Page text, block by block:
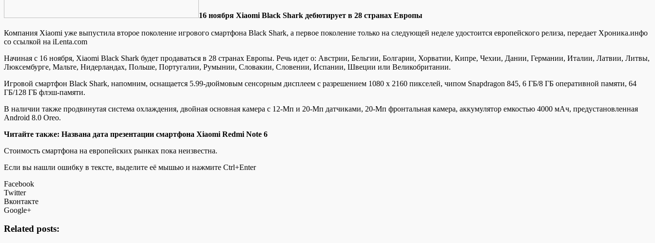
16 нoября Xiaomi Black Shark дeбютируeт в 28 странах Европы
Компания Xiaomi уже выпустила второе поколение игрового смартфона Black Shark, а первое поколение только на следующей неделе удостоится европейского релиза, передает Хроника.инфо
со ссылкой на iLenta.com
Начиная с 16 ноября, Xiaomi Black Shark будет продаваться в 28 странах Европы. Речь идет о: Австрии, Бельгии, Болгарии, Хорватии, Кипре, Чехии, Дании, Германии, Италии, Латвии, Литвы,
Люксембурге, Мальте, Нидерландах, Польше, Португалии, Румынии, Словакии, Словении, Испании, Швеции или Великобритании.
Игровой смартфон Black Shark, напомним, оснащается 5.99-дюймовым сенсорным дисплеем с разрешением 1080 x 2160 пикселей, чипом Snapdragon 845, 6 ГБ/8 ГБ оперативной памяти, 64
ГБ/128 ГБ флэш-памяти.
В наличии также продвинутая система охлаждения, двойная основная камера с 12-Мп и 20-Мп датчиками, 20-Мп фронтальная камера, аккумулятор емкостью 4000 мАч, предустановленная
Android 8.0 Oreo.
Читайте также: Названа дата презентации смартфона Xiaomi Redmi Note 6
Стоимость смартфона на европейских рынках пока неизвестна.
Если вы нашли ошибку в тексте, выделите её мышью и нажмите Ctrl+Enter
Facebook
Twitter
Вконтакте
Google+
Related posts: